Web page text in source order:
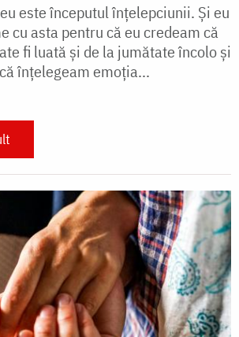
este începutul înțelepciunii. Și eu
cu asta pentru că eu credeam că
fi luată și de la jumătate încolo și
înțelegeam emoția...